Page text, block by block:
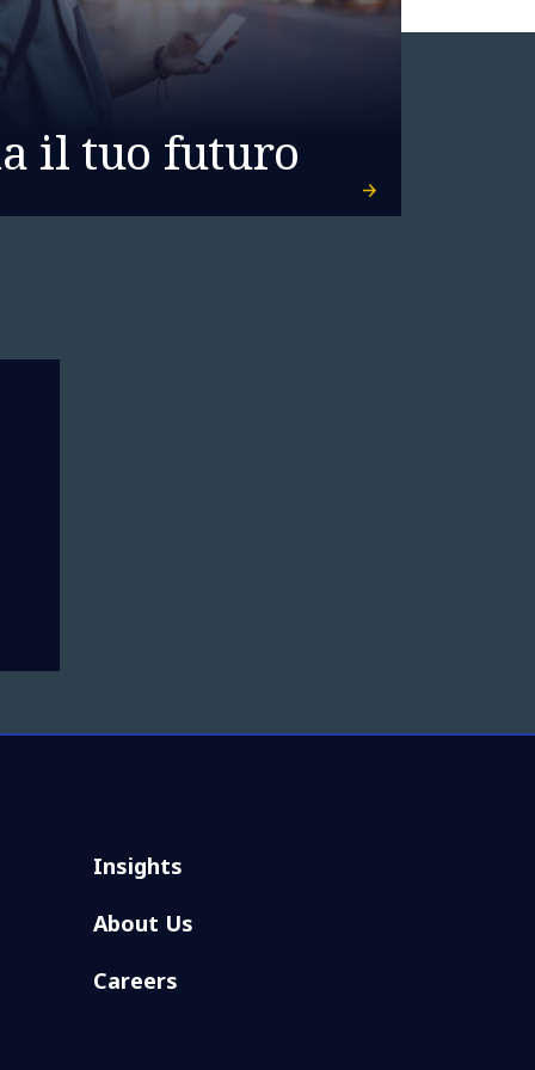
il tuo futuro
Insights
About Us
Careers